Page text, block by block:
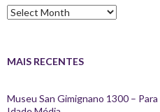
Arquivos
MAIS RECENTES
Museu San Gimignano 1300 –